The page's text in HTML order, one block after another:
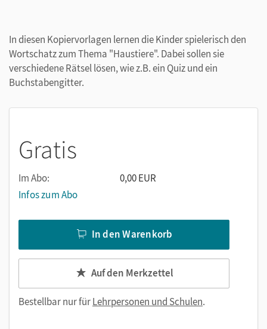
In diesen Kopiervorlagen lernen die Kinder spielerisch den
Wortschatz zum Thema "Haustiere". Dabei sollen sie
verschiedene Rätsel lösen, wie z.B. ein Quiz und ein
Buchstabengitter.
Gratis
Im Abo:
0,00 EUR
Infos zum Abo
In den Warenkorb
Auf den Merkzettel
Bestellbar nur fürLehrpersonen und Schulen.